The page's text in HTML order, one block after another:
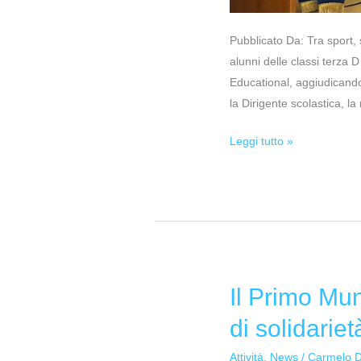
Pubblicato Da: Tra
alunni delle classi terza
Educational,
la Dirigente scolastica, la
Leggi tutto »
Il Primo
di
Attività, News /Carmelo
Il
Municipio
celebra